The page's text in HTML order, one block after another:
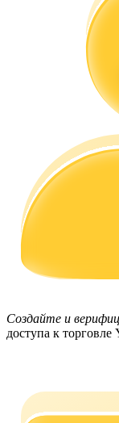
Руководство
Торговые
Узнайте, как
Заработок
Создайте и
доступа к торговле